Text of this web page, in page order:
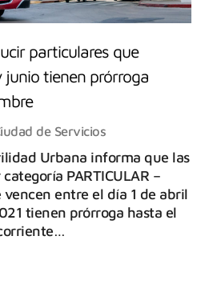
particulares que
junio tienen prórroga
de Servicios
Urbana informa que las
PARTICULAR –
entre el día 1 de abril
tienen prórroga hasta el